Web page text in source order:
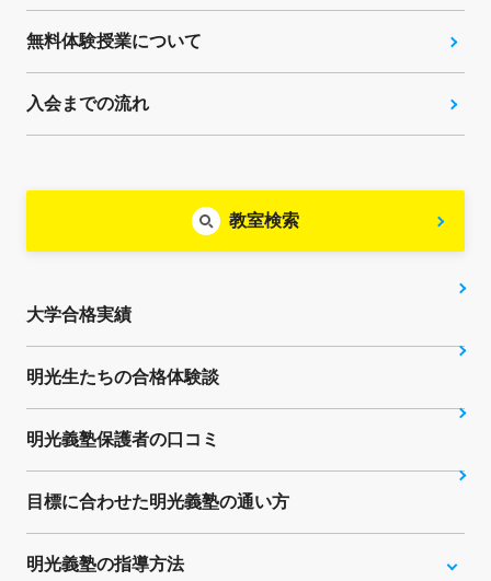
無料体験授業について
入会までの流れ
教室検索
大学合格実績
明光生たちの合格体験談
明光義塾保護者の口コミ
目標に合わせた明光義塾の通い方
明光義塾の指導方法